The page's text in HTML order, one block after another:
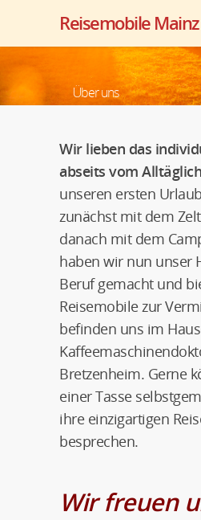
Reisemobile Mainz
Über uns
Wir lieben das
abseits vom
unseren ersten
zunächst mit dem
danach mit dem
haben wir nun unser
Beruf gemacht und
Reisemobile zur
befinden uns im
Bretzenheim. Gerne
einer Tasse
ihre einzigartigen
besprechen.
Wir freuen